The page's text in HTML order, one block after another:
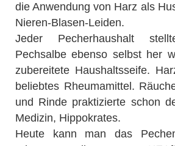
die Anwendung von Harz als
Nieren-Blasen-Leiden.
Jeder Pecherhaushalt
Pechsalbe ebenso selbst her
zubereitete Haushaltsseife.
beliebtes Rheumamittel.
und Rinde praktizierte schon
Medizin, Hippokrates.
Heute kann man das